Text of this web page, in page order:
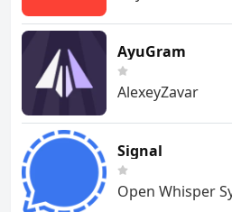
AyuGram
AlexeyZavar
Signal
Open Whisper